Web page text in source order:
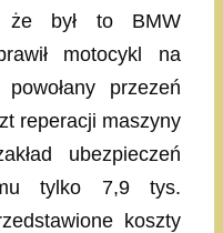
że był to BMW
motocykl na
przezeń
reperacji maszyny
ubezpieczeń
tylko 7,9 tys.
koszty